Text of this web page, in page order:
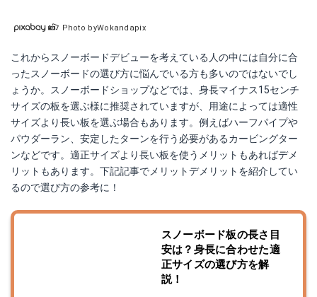
Photo byWokandapix
これからスノーボードデビューを考えている人の中には自分に合
ったスノーボードの選び方に悩んでいる方も多いのではないでし
ょうか。スノーボードショップなどでは、身長マイナス15センチ
サイズの板を選ぶ様に推奨されていますが、用途によっては適性
サイズより長い板を選ぶ場合もあります。例えばハーフパイプや
パウダーラン、安定したターンを行う必要があるカービングター
ンなどです。適正サイズより長い板を使うメリットもあればデメ
リットもあります。下記記事でメリットデメリットを紹介してい
るので選び方の参考に！
スノーボード板の長さ目
安は？身長に合わせた適
正サイズの選び方を解
説！